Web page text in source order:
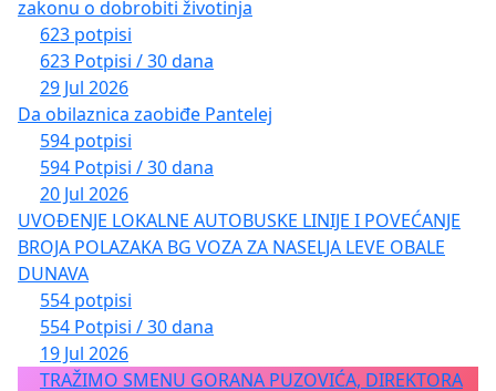
zakonu o dobrobiti životinja
623 potpisi
623 Potpisi / 30 dana
29 Jul 2026
Da obilaznica zaobiđe Pantelej
594 potpisi
594 Potpisi / 30 dana
20 Jul 2026
UVOĐENJE LOKALNE AUTOBUSKE LINIJE I POVEĆANJE
BROJA POLAZAKA BG VOZA ZA NASELJA LEVE OBALE
DUNAVA
554 potpisi
554 Potpisi / 30 dana
19 Jul 2026
TRAŽIMO SMENU GORANA PUZOVIĆA, DIREKTORA